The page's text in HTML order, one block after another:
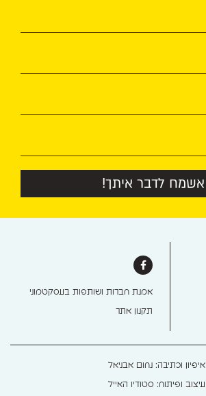
אשמח לדבר איתך!
אמנת חברות ושותפות בעסקטמוני
תקנון אתר
איפיון וכתיבה: נחום אבניאל
עיצוב ופיתוח: סטודיו האייל